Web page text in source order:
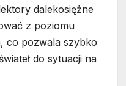
dalekosiężne
z poziomu
co pozwala szybko
do sytuacji na